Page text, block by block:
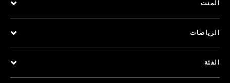
المنت
الرياضات
الفئة